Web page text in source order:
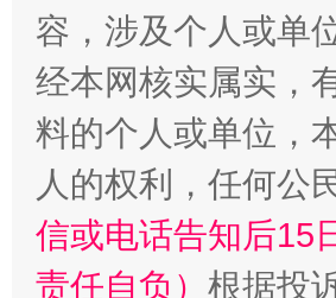
“蜀中异人”王建安的艺术幻境
容，涉及个人或单
经本网核实属实，
料的个人或单位，
人的权利，任何公
信或电话告知后15
责任自负） 根据投